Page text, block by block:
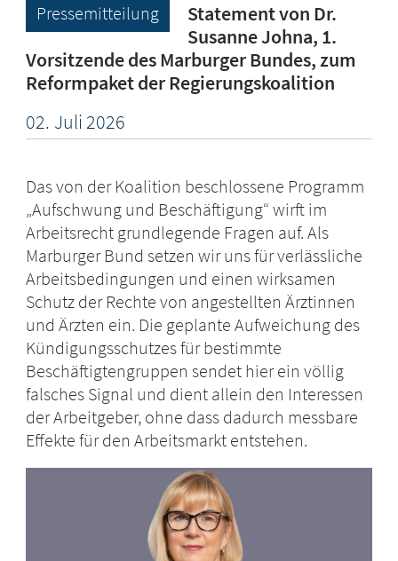
Pressemitteilung
Statement von Dr.
Susanne Johna, 1.
Vorsitzende des Marburger Bundes, zum
Reformpaket der Regierungskoalition
02. Juli2026
Das von der Koalition beschlossene Programm
„Aufschwung und Beschäftigung“ wirft im
Arbeitsrecht grundlegende Fragen auf. Als
Marburger Bund setzen wir uns für verlässliche
Arbeitsbedingungen und einen wirksamen
Schutz der Rechte von angestellten Ärztinnen
und Ärzten ein. Die geplante Aufweichung des
Kündigungsschutzes für bestimmte
Beschäftigtengruppen sendet hier ein völlig
falsches Signal und dient allein den Interessen
der Arbeitgeber, ohne dass dadurch messbare
Effekte für den Arbeitsmarkt entstehen.